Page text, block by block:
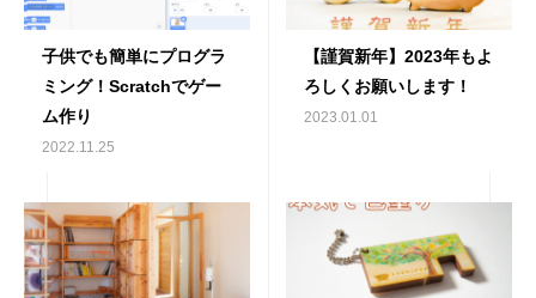
子供でも簡単にプログラ
ミング！Scratchでゲー
ム作り
2022.11.25
【謹賀新年】2023年もよ
ろしくお願いします！
2023.01.01